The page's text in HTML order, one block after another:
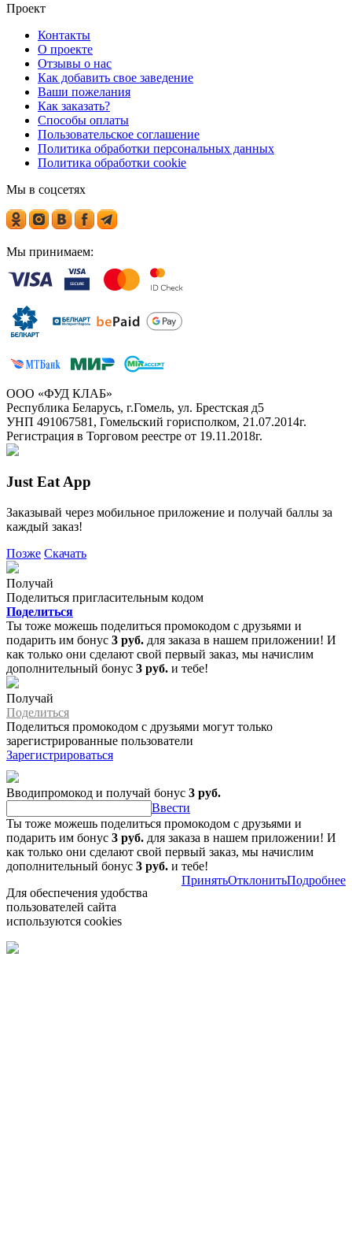
Проект
Контакты
О проекте
Отзывы о нас
Как добавить свое заведение
Ваши пожелания
Как заказать?
Способы оплаты
Пользовательское соглашение
Политика обработки персональных данных
Политика обработки cookie
Мы в соцсетях
Мы принимаем:
ООО «ФУД КЛАБ»
Республика Беларусь, г.Гомель, ул. Брестская д5
УНП 491067581, Гомельский горисполком, 21.07.2014г.
Регистрация в Торговом реестре от 19.11.2018г.
Just Eat App
Заказывай через мобильное приложение и получай баллы за
каждый заказ!
Позже Скачать
Получай
Поделиться пригласительным кодом
Поделиться
Ты тоже можешь поделиться промокодом с друзьями и
подарить им бонус 3 руб. для заказа в нашем приложении! И
как только они сделают свой первый заказ, мы начислим
дополнительный бонус 3 руб. и тебе!
Получай
Поделиться
Поделиться промокодом с друзьями могут только
зарегистрированные пользователи
Зарегистрироваться
Вводипромокод и получай бонус 3 руб.
Ввести
Ты тоже можешь поделиться промокодом с друзьями и
подарить им бонус 3 руб. для заказа в нашем приложении! И
как только они сделают свой первый заказ, мы начислим
дополнительный бонус 3 руб. и тебе!
Для обеспечения удобства
пользователей сайта
используются cookies
ПринятьОтклонитьПодробнее